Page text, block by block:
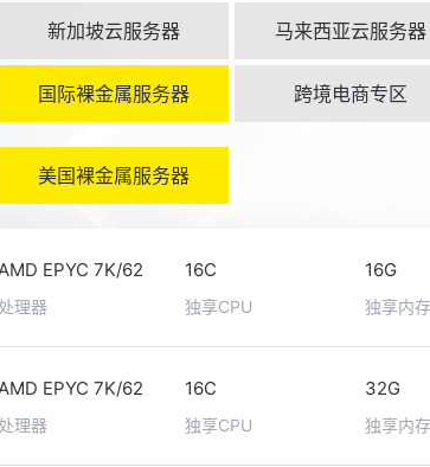
新加坡云服务器 马来西亚云服务器
国际裸金属服务器 跨境电商专区
美国裸金属服务器
EPYC 7K/62
处理器
16C
独享CPU
16G
独享内存
EPYC 7K/62
处理器
16C
独享CPU
32G
独享内存